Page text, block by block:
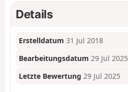
Details
Erstelldatum 31 Jul 2018
Bearbeitungsdatum 29 Jul 2025
Letzte Bewertung 29 Jul 2025